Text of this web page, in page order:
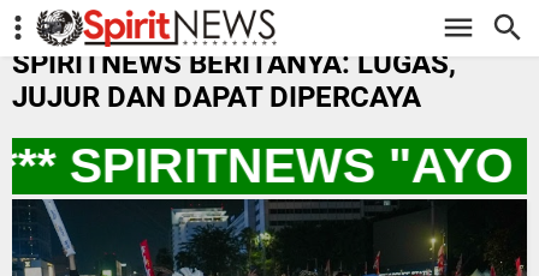
-->
SPIRITNEWS BERITANYA: LUGAS,
JUJUR DAN DAPAT DIPERCAYA
"AYO